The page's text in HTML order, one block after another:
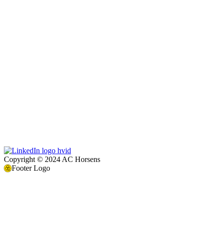
Copyright © 2024 AC Horsens
Footer Logo